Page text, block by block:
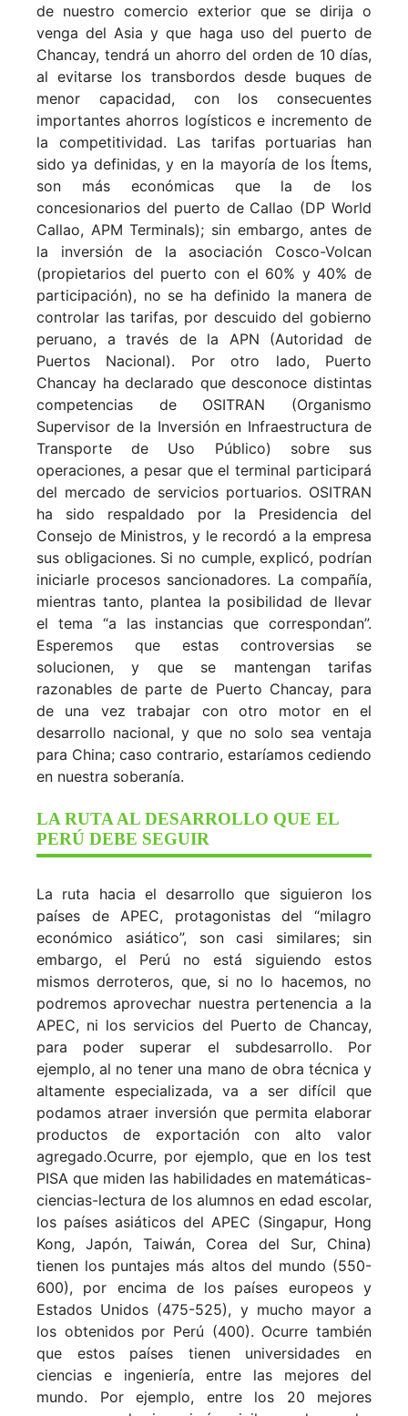
de nuestro comercio exterior que se dirija o
venga del Asia y que haga uso del puerto de
Chancay, tendrá un ahorro del orden de 10 días,
al evitarse los transbordos desde buques de
menor capacidad, con los consecuentes
importantes ahorros logísticos e incremento de
la competitividad. Las tarifas portuarias han
sido ya definidas, y en la mayoría de los Ítems,
son más económicas que la de los
concesionarios del puerto de Callao (DP World
Callao, APM Terminals); sin embargo, antes de
la inversión de la asociación Cosco-Volcan
(propietarios del puerto con el 60% y 40% de
participación), no se ha definido la manera de
controlar las tarifas, por descuido del gobierno
peruano, a través de la APN (Autoridad de
Puertos Nacional). Por otro lado, Puerto
Chancay ha declarado que desconoce distintas
competencias de OSITRAN (Organismo
Supervisor de la Inversión en Infraestructura de
Transporte de Uso Público) sobre sus
operaciones, a pesar que el terminal participará
del mercado de servicios portuarios. OSITRAN
ha sido respaldado por la Presidencia del
Consejo de Ministros, y le recordó a la empresa
sus obligaciones. Si no cumple, explicó, podrían
iniciarle procesos sancionadores. La compañía,
mientras tanto, plantea la posibilidad de llevar
el tema “a las instancias que correspondan”.
Esperemos que estas controversias se
solucionen, y que se mantengan tarifas
razonables de parte de Puerto Chancay, para
de una vez trabajar con otro motor en el
desarrollo nacional, y que no solo sea ventaja
para China; caso contrario, estaríamos cediendo
en nuestra soberanía.
LA RUTA AL DESARROLLO QUE EL
PERÚ DEBE SEGUIR
La ruta hacia el desarrollo que siguieron los
países de APEC, protagonistas del “milagro
económico asiático”, son casi similares; sin
embargo, el Perú no está siguiendo estos
mismos derroteros, que, si no lo hacemos, no
podremos aprovechar nuestra pertenencia a la
APEC, ni los servicios del Puerto de Chancay,
para poder superar el subdesarrollo. Por
ejemplo, al no tener una mano de obra técnica y
altamente especializada, va a ser difícil que
podamos atraer inversión que permita elaborar
productos de exportación con alto valor
agregado.Ocurre, por ejemplo, que en los test
PISA que miden las habilidades en matemáticas-
ciencias-lectura de los alumnos en edad escolar,
los países asiáticos del APEC (Singapur, Hong
Kong, Japón, Taiwán, Corea del Sur, China)
tienen los puntajes más altos del mundo (550-
600), por encima de los países europeos y
Estados Unidos (475-525), y mucho mayor a
los obtenidos por Perú (400). Ocurre también
que estos países tienen universidades en
ciencias e ingeniería, entre las mejores del
mundo. Por ejemplo, entre los 20 mejores